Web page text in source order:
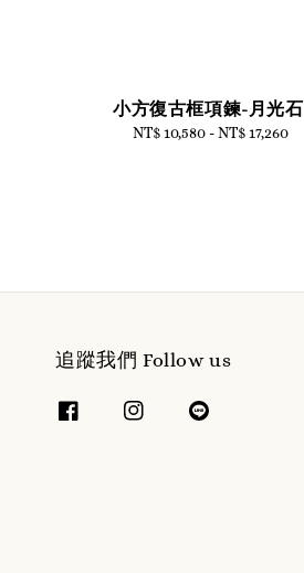
小方復古框項鍊-月光石
Regular
NT$ 10,580-NT$ 17,260
追蹤我們 Follow us